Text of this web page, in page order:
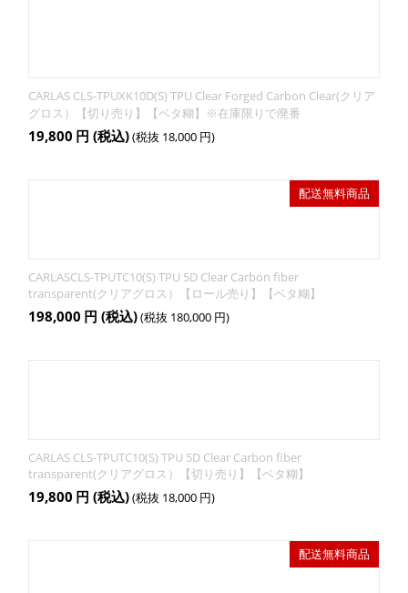
CARLAS CLS-TPUXK10D(S) TPU Clear Forged Carbon Clear(クリア
グロス）【切り売り】【ベタ糊】※在庫限りで廃番
19,800 円 (税込)(税抜 18,000 円)
配送無料商品
CARLASCLS-TPUTC10(S) TPU 5D Clear Carbon fiber
transparent(クリアグロス）【ロール売り】【ベタ糊】
198,000 円 (税込)(税抜 180,000 円)
CARLAS CLS-TPUTC10(S) TPU 5D Clear Carbon fiber
transparent(クリアグロス）【切り売り】【ベタ糊】
19,800 円 (税込)(税抜 18,000 円)
配送無料商品